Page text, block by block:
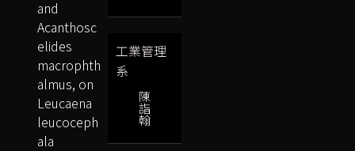
工業管理
系
陳
詣
翰
and
Acanthosc
elides
macrophth
almus, on
Leucaena
leucoceph
ala